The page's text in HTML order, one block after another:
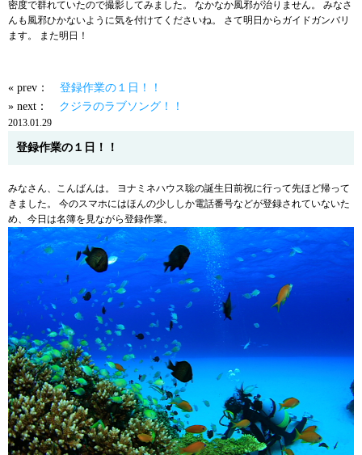
密度で群れていたので撮影してみました。 なかなか風邪が治りません。 みなさ
んも風邪ひかないように気を付けてくださいね。 さて明日からガイドガンバリ
ます。 また明日！
« prev： 登録作業の１日！！
» next： クジラのラブソング！！
2013.01.29
登録作業の１日！！
みなさん、こんばんは。 ヨナミネハウス聡の誕生日前祝に行って先ほど帰って
きました。 今のスマホにはほんの少ししか電話番号などが登録されていないた
め、今日は名簿を見ながら登録作業。